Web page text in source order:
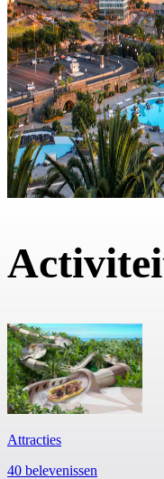
Attracties
40 belevenissen